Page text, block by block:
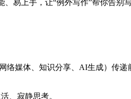
易上手，让“例外写作”帮你告别
络媒体、知识分享、AI生成）传
、寂静思考。